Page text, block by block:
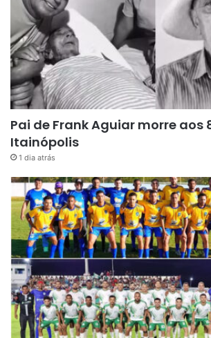
Pai de Frank Aguiar morre aos
Itainópolis
1 dia atrás